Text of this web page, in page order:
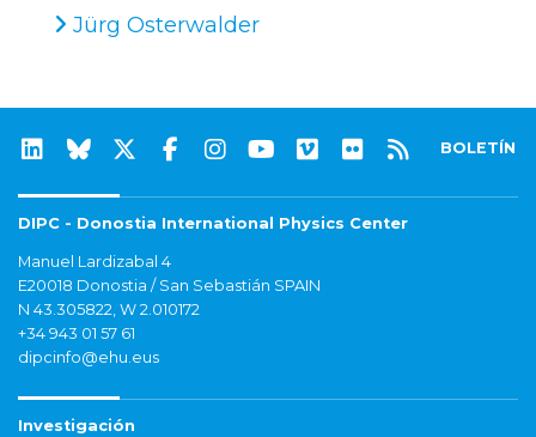
Jürg Osterwalder
BOLETÍN
DIPC - Donostia International Physics Center
Manuel Lardizabal 4
E20018 Donostia / San Sebastián SPAIN
N 43.305822, W 2.010172
+34 943 01 57 61
dipcinfo@ehu.eus
Investigación